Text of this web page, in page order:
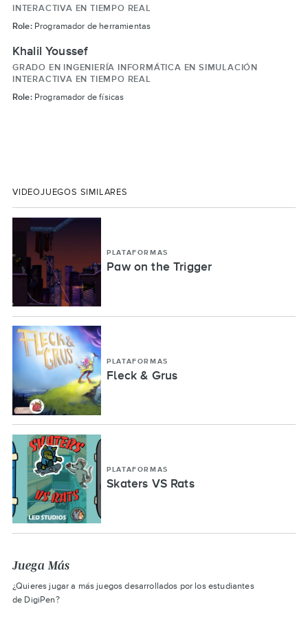
INTERACTIVA EN TIEMPO REAL
Role:Programador de herramientas
Khalil Youssef
GRADO EN INGENIERÍA INFORMÁTICA EN SIMULACIÓN
INTERACTIVA EN TIEMPO REAL
Role:Programador de físicas
VIDEOJUEGOS SIMILARES
PLATAFORMAS
Paw on the Trigger
PLATAFORMAS
Fleck & Grus
PLATAFORMAS
Skaters VS Rats
Juega Más
¿Quieres jugar a más juegos desarrollados por los estudiantes
de DigiPen?